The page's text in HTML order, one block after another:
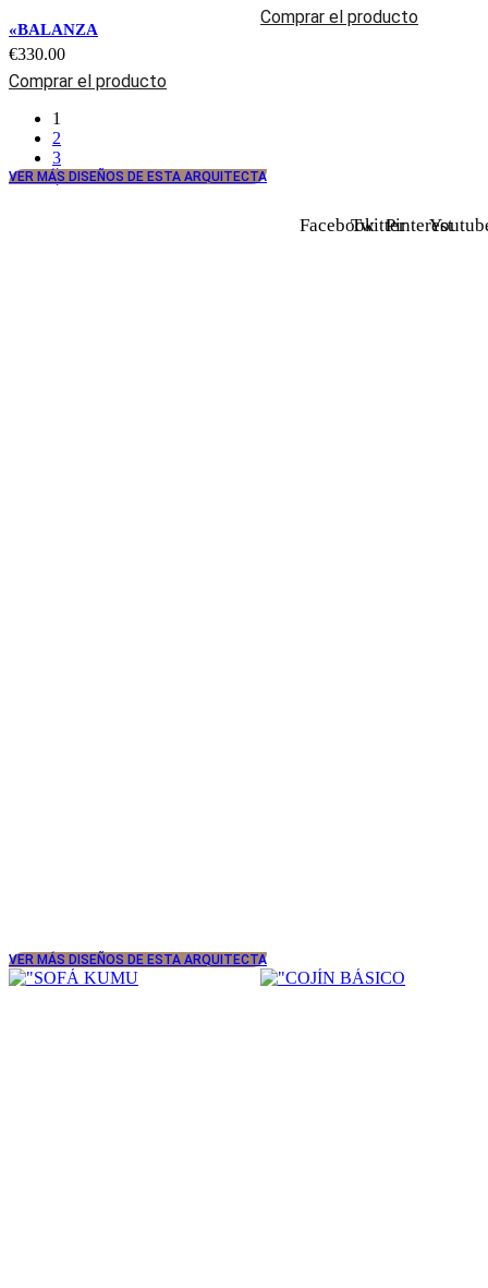
«BALANZA
€330.00
Comprar el producto
Comprar el producto
1
2
3
FacebookTwitterPinterest
VER MÁS DISEÑOS DE ESTA ARQUITECTA
VER MÁS DISEÑOS DE ESTA ARQUITECTA